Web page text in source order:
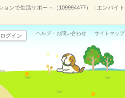
ンで生活サポート（109994477）｜エンバイト
ログイン ヘルプ・お問い合わせ サイトマップ